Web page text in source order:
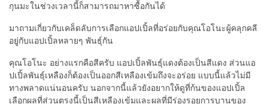
กุนมะในช่วงเวลานี้ก็สามารถมาหาซื้อกันได้
มาถามเกี่ยวกับเคล็ดลับการเลือกแอปเปิ้ลที่อร่อยกับคุณโอโนะผู้คลุกคลี
อยู่กับแอปเปิ้ลหลายๆ พันธุ์กัน
คุณโอโนะ อย่างแรกคือสีครับ แอปเปิ้ลพันธุ์แดงต้องเป็นสีแดง ส่วนแอ
ปเปิ้ลพันธุ์เหลืองก็ต้องเป็นออกสีเหลืองเข้มถึงจะอร่อย แบบนี้แล้วไม่มี
ทางพลาดแน่นอนครับ นอกจากนี้แล้วยังอยากให้ดูที่ก้นของแอปเปิ้ล
เลือกผลที่ส่วนตรงนี้เป็นสีเหลืองเข้มและผลที่มีร่องรอยการบานของ